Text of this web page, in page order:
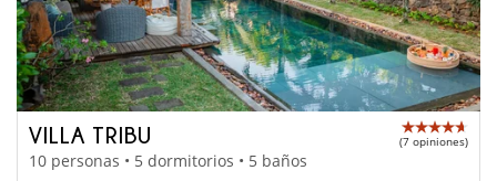
VILLA TRIBU (7 opiniones)
10 personas • 5 dormitorios • 5 baños